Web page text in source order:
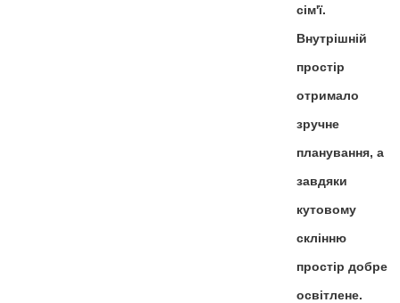
сім'ї.
Внутрішній
простір
отримало
зручне
планування, а
завдяки
кутовому
склінню
простір добре
освітлене.